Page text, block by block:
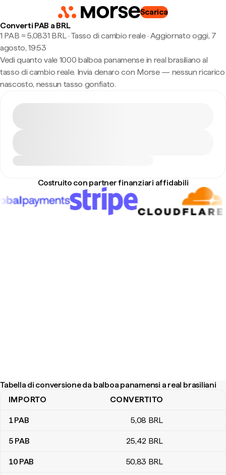
Scarica
Converti PAB a BRL
1 PAB ≈ 5,0831 BRL · Tasso di cambio reale· Aggiornato oggi, 7
agosto, 19:53
Vedi quanto vale 1000 balboa panamense in real brasiliano al
tasso di cambio reale. Invia denaro con Morse — nessun ricarico
nascosto, nessun tasso gonfiato.
Costruito con partner finanziari affidabili
Tabella di conversione da balboa panamensi a real brasiliani
Tabella di conversione da balboa panamensi a real brasiliani
IMPORTO CONVERTITO
1PAB 5,08 BRL
5 PAB 25,42 BRL
10 PAB 50,83 BRL